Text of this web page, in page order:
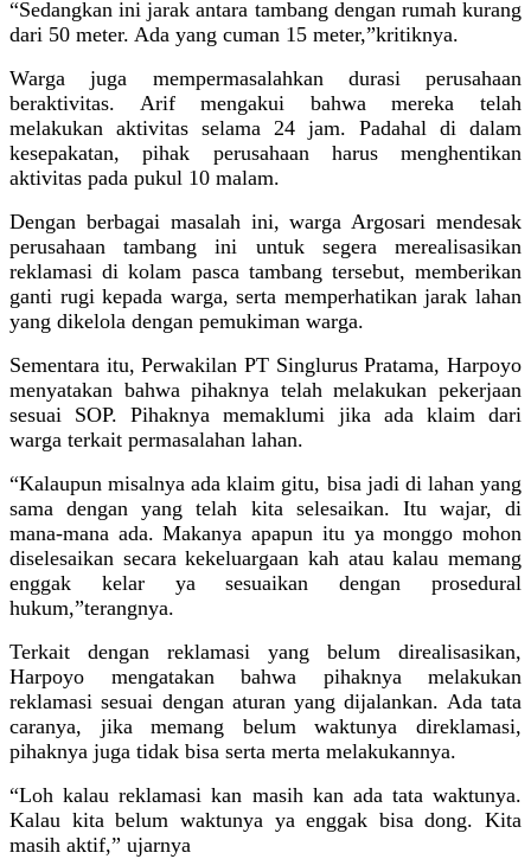
“Sedangkan ini jarak antara tambang dengan rumah kurang
dari 50 meter. Ada yang cuman 15 meter,”kritiknya.
Warga juga mempermasalahkan durasi perusahaan
beraktivitas. Arif mengakui bahwa mereka telah
melakukan aktivitas selama 24 jam. Padahal di dalam
kesepakatan, pihak perusahaan harus menghentikan
aktivitas pada pukul 10 malam.
Dengan berbagai masalah ini, warga Argosari mendesak
perusahaan tambang ini untuk segera merealisasikan
reklamasi di kolam pasca tambang tersebut, memberikan
ganti rugi kepada warga, serta memperhatikan jarak lahan
yang dikelola dengan pemukiman warga.
Sementara itu, Perwakilan PT Singlurus Pratama, Harpoyo
menyatakan bahwa pihaknya telah melakukan pekerjaan
sesuai SOP. Pihaknya memaklumi jika ada klaim dari
warga terkait permasalahan lahan.
“Kalaupun misalnya ada klaim gitu, bisa jadi di lahan yang
sama dengan yang telah kita selesaikan. Itu wajar, di
mana-mana ada. Makanya apapun itu ya monggo mohon
diselesaikan secara kekeluargaan kah atau kalau memang
enggak kelar ya sesuaikan dengan prosedural
hukum,”terangnya.
Terkait dengan reklamasi yang belum direalisasikan,
Harpoyo mengatakan bahwa pihaknya melakukan
reklamasi sesuai dengan aturan yang dijalankan. Ada tata
caranya, jika memang belum waktunya direklamasi,
pihaknya juga tidak bisa serta merta melakukannya.
“Loh kalau reklamasi kan masih kan ada tata waktunya.
Kalau kita belum waktunya ya enggak bisa dong. Kita
masih aktif,” ujarnya